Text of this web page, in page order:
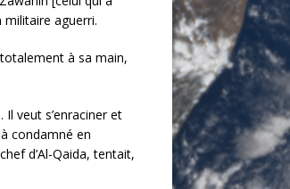
militaire aguerri.
à sa main,
veut s’enraciner et
condamné en
d’Al-Qaida, tentait,